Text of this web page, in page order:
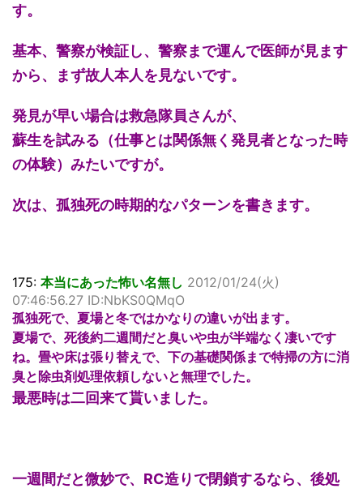
す。
基本、警察が検証し、警察まで運んで医師が見ます
から、まず故人本人を見ないです。
発見が早い場合は救急隊員さんが、
蘇生を試みる（仕事とは関係無く発見者となった時
の体験）みたいですが。
次は、孤独死の時期的なパターンを書きます。
175: 本当にあった怖い名無し 2012/01/24(火)
07:46:56.27 ID:NbKS0QMqO
孤独死で、夏場と冬ではかなりの違いが出ます。
夏場で、死後約二週間だと臭いや虫が半端なく凄いです
ね。畳や床は張り替えで、下の基礎関係まで特掃の方に消
臭と除虫剤処理依頼しないと無理でした。
最悪時は二回来て貰いました。
一週間だと微妙で、RC造りで閉鎖するなら、後処